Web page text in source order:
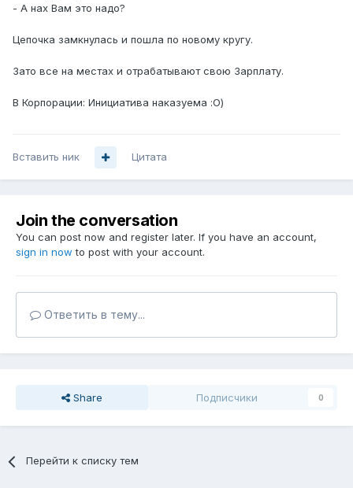
- А нах Вам это надо?
Цепочка замкнулась и пошла по новому кругу.
Зато все на местах и отрабатывают свою Зарплату.
В Корпорации: Инициатива наказуема :О)
Вставить ник Цитата
Join the conversation
You can post now and register later. If you have an account,
sign in now to post with your account.
Ответить в тему...
Share Подписчики 0
Перейти к списку тем